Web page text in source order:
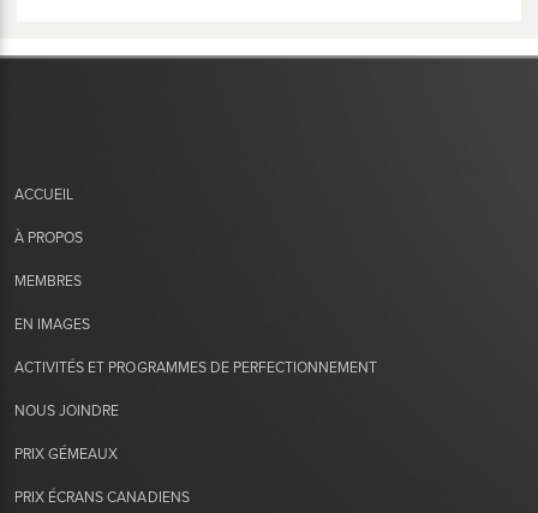
ACCUEIL
À PROPOS
MEMBRES
EN IMAGES
ACTIVITÉS ET PROGRAMMES DE PERFECTIONNEMENT
NOUS JOINDRE
PRIX GÉMEAUX
PRIX ÉCRANS CANADIENS